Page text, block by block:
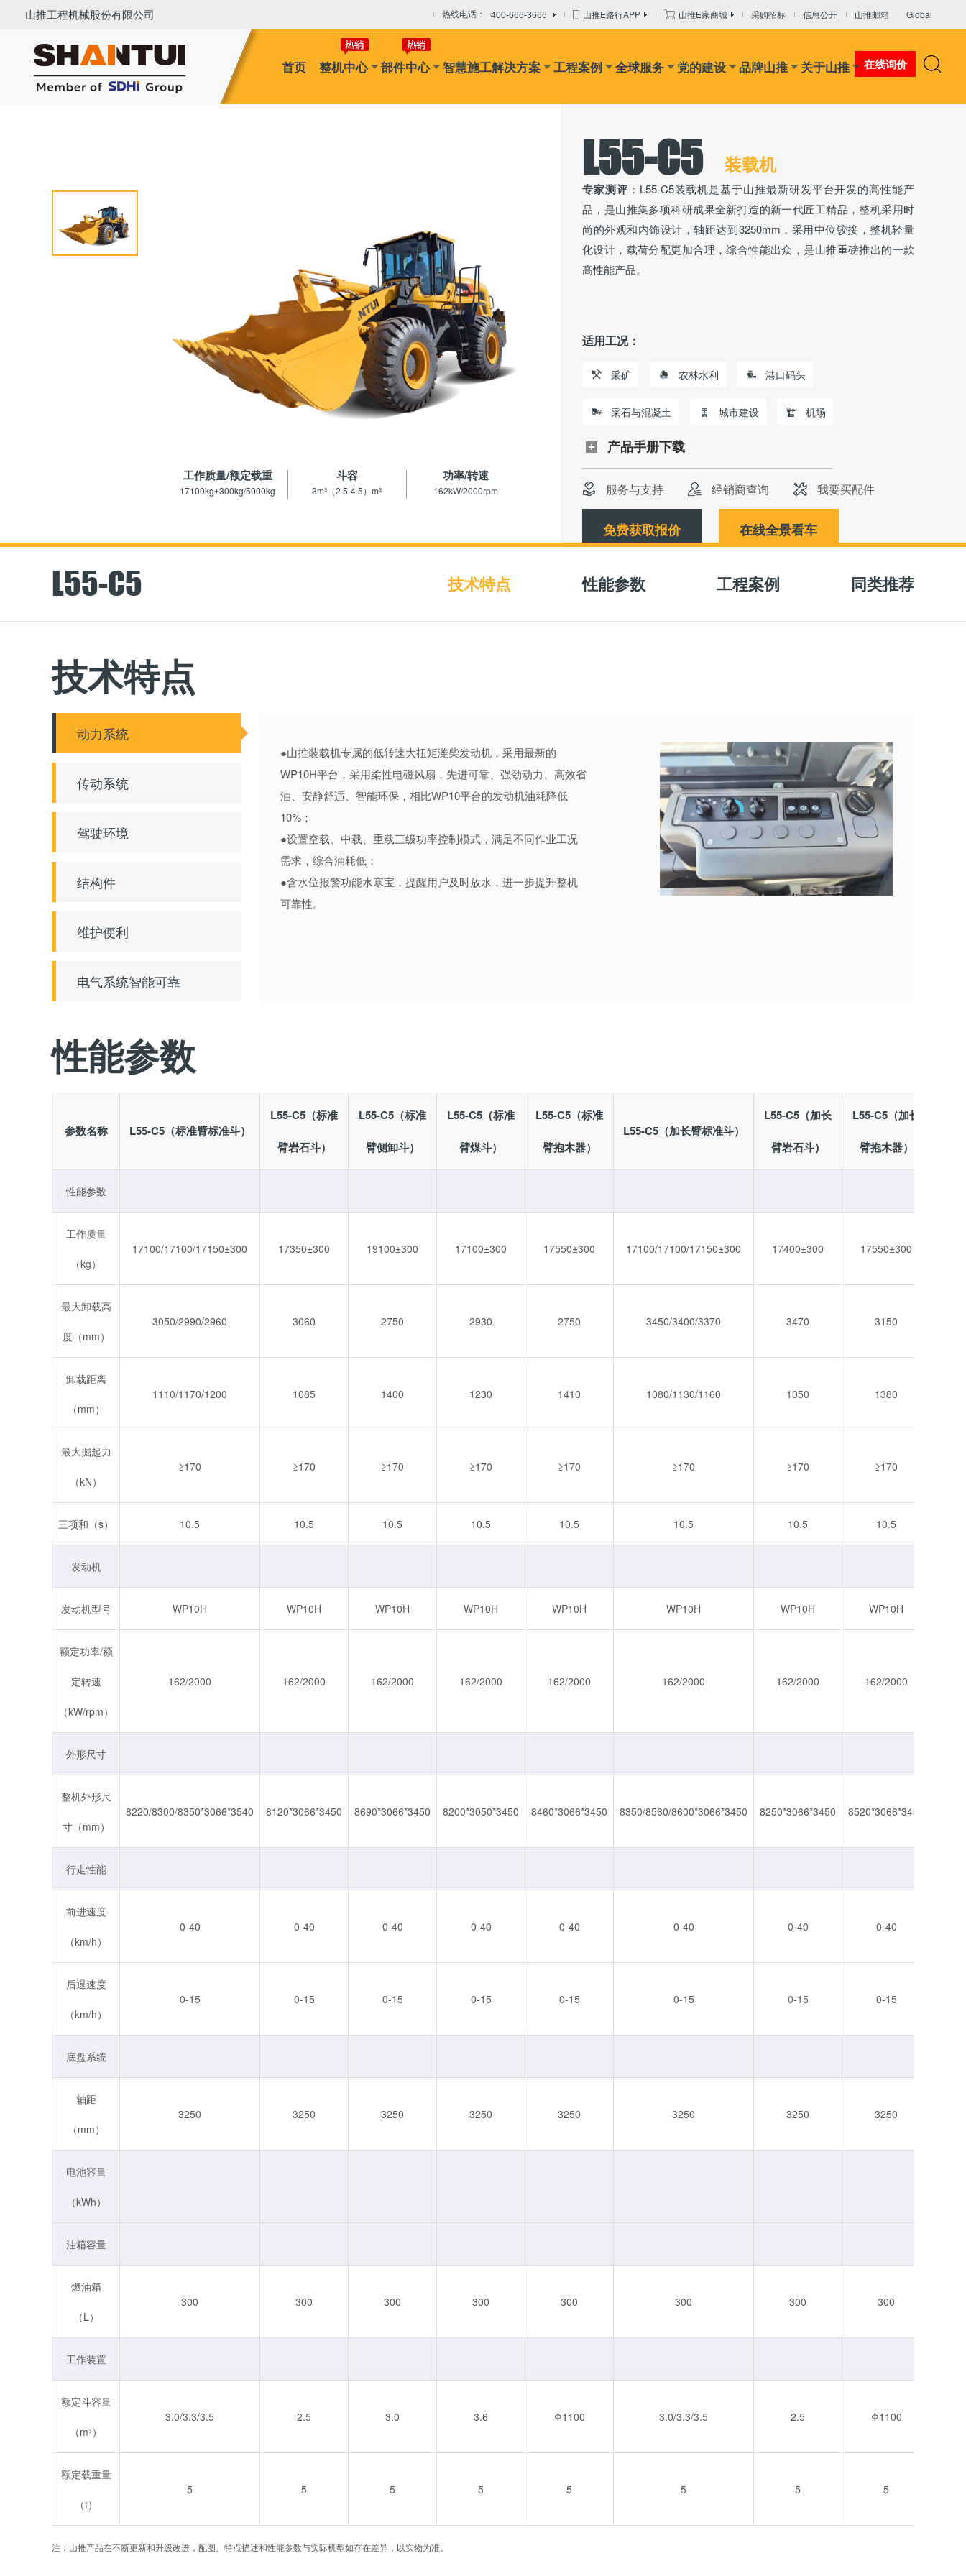
山推工程机械股份有限公司 热线电话： 400-666-3666 山推E路行APP 山推E家商城 采购招标 信息公开 山推邮箱 Global
在线询价
首页 整机中心 部件中心 智慧施工解决方案 工程案例 全球服务 党的建设 品牌山推 关于山推
工作质量/额定载重
17100kg±300kg/5000kg
斗容
3m³（2.5-4.5）m³
功率/转速
162kW/2000rpm
L55-C5 装载机
专家测评 ：L55-C5装载机是基于山推最新研发平台开发的高性能产
品，是山推集多项科研成果全新打造的新一代匠工精品，整机采用时
尚的外观和内饰设计，轴距达到3250mm，采用中位铰接，整机轻量
化设计，载荷分配更加合理，综合性能出众，是山推重磅推出的一款
高性能产品。
适用工况：
采矿 农林水利 港口码头
采石与混凝土 城市建设 机场
产品手册下载
服务与支持 经销商查询 我要买配件
免费获取报价 在线全景看车
L55-C5 技术特点 性能参数 工程案例 同类推荐
技术特点
动力系统
传动系统
驾驶环境
结构件
维护便利
电气系统智能可靠
●山推装载机专属的低转速大扭矩潍柴发动机，采用最新的
WP10H平台，采用柔性电磁风扇，先进可靠、强劲动力、高效省
油、安静舒适、智能环保，相比WP10平台的发动机油耗降低
10%；
●设置空载、中载、重载三级功率控制模式，满足不同作业工况
需求，综合油耗低；
●含水位报警功能水寒宝，提醒用户及时放水，进一步提升整机
可靠性。
性能参数
参数名称 L55-C5（标准臂标准斗）
L55-C5（标准
臂岩石斗）
L55-C5（标准
臂侧卸斗）
L55-C5（标准
臂煤斗）
L55-C5（标准
臂抱木器）
L55-C5（加长臂标准斗）
L55-C5（加长
臂岩石斗）
L55-C5（加长
臂抱木器）
性能参数
工作质量
（kg）
17100/17100/17150±300 17350±300 19100±300 17100±300 17550±300 17100/17100/17150±300 17400±300 17550±300
最大卸载高
度（mm）
3050/2990/2960 3060 2750 2930 2750 3450/3400/3370 3470 3150
卸载距离
（mm）
1110/1170/1200 1085 1400 1230 1410 1080/1130/1160 1050 1380
最大掘起力
（kN）
≥170 ≥170 ≥170 ≥170 ≥170 ≥170 ≥170 ≥170
三项和（s） 10.5 10.5 10.5 10.5 10.5 10.5 10.5 10.5
发动机
发动机型号 WP10H WP10H WP10H WP10H WP10H WP10H WP10H WP10H
额定功率/额
定转速
（kW/rpm）
162/2000 162/2000 162/2000 162/2000 162/2000 162/2000 162/2000 162/2000
外形尺寸
整机外形尺
寸（mm）
8220/8300/8350*3066*3540 8120*3066*3450 8690*3066*3450 8200*3050*3450 8460*3066*3450 8350/8560/8600*3066*3450 8250*3066*3450 8520*3066*3450
行走性能
前进速度
（km/h）
0-40 0-40 0-40 0-40 0-40 0-40 0-40 0-40
后退速度
（km/h）
0-15 0-15 0-15 0-15 0-15 0-15 0-15 0-15
底盘系统
轴距
（mm）
3250 3250 3250 3250 3250 3250 3250 3250
电池容量
（kWh）
油箱容量
燃油箱
（L）
300 300 300 300 300 300 300 300
工作装置
额定斗容量
（m³）
3.0/3.3/3.5 2.5 3.0 3.6 Φ1100 3.0/3.3/3.5 2.5 Φ1100
额定载重量
（t）
5 5 5 5 5 5 5 5
注：山推产品在不断更新和升级改进，配图、特点描述和性能参数与实际机型如存在差异，以实物为准。